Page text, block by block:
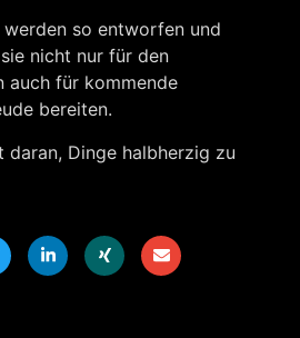
so entworfen und
nicht nur für den
auch für kommende
bereiten.
daran, Dinge halbherzig zu